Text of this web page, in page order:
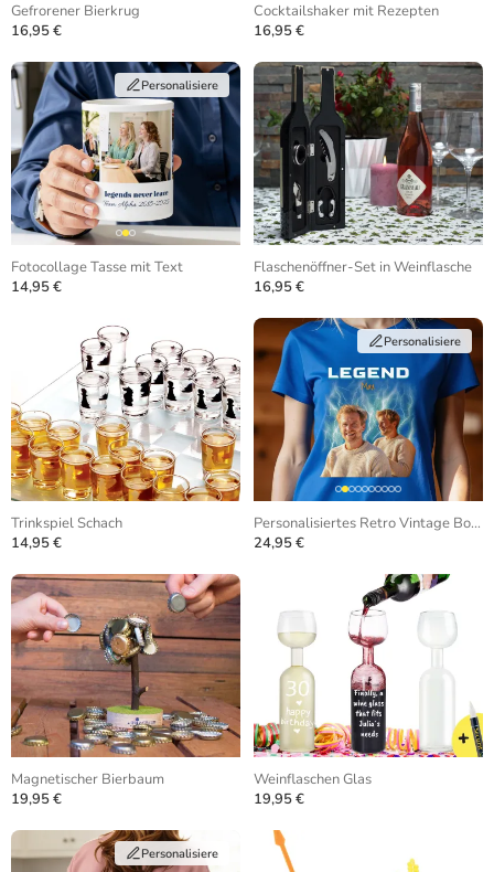
Gefrorener Bierkrug
16,95 €
Cocktailshaker mit Rezepten
16,95 €
Personalisiere
Fotocollage Tasse mit Text
14,95 €
Flaschenöffner-Set in Weinflasche
16,95 €
Trinkspiel Schach
14,95 €
Personalisiere
Personalisiertes Retro Vintage Bootleg T-Shirt
24,95 €
Magnetischer Bierbaum
19,95 €
Weinflaschen Glas
19,95 €
Personalisiere